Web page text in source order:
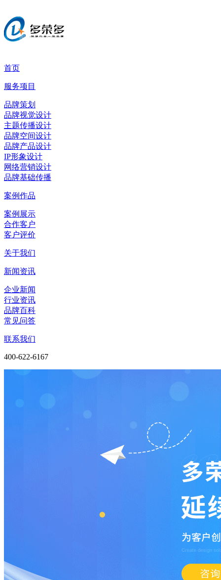
首页
服务项目
品牌策划
品牌视觉设计
主题传播设计
品牌空间设计
品牌产品设计
IP形象设计
网络营销设计
品牌基础传播
案例作品
案例展示
合作客户
客户评价
关于我们
新闻资讯
企业新闻
行业资讯
品牌百科
常见问答
联系我们
400-622-6167